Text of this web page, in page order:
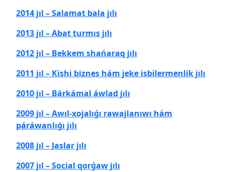
2014 jıl – Salamat bala jılı
2013 jıl – Abat turmıs jılı
2012 jıl – Bekkem shańaraq jılı
2011 jıl – Kishi biznes hám jeke isbilermenlik jılı
2010 jıl – Bárkámal áwlad jılı
2009 jıl – Awıl-xojalıǵı rawajlanıwı hám
páráwanlıǵı jılı
2008 jıl – Jaslar jılı
2007 jıl – Social qorǵaw jılı